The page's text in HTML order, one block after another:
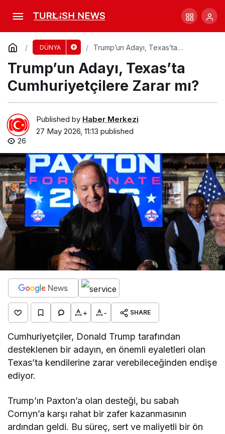
DÜNYA
Trump’un Adayı, Texas’ta
Trump’un Adayı, Texas’ta
Cumhuriyetçilere Zarar mı?
Published by Haber Merkezi
27 May 2026, 11:13 published
26
+ - SHARE
Cumhuriyetçiler, Donald Trump tarafından
desteklenen bir adayın, en önemli eyaletleri olan
Texas’ta kendilerine zarar verebileceğinden endişe
ediyor.
Trump’ın Paxton’a olan desteği, bu sabah
Cornyn’a karşı rahat bir zafer kazanmasının
ardından geldi. Bu süreç, sert ve maliyetli bir ön
British Airways’dan Türet Sendromlu
Çocuğa Şok!
Comment Share